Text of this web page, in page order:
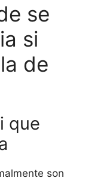
se
si
de
que
son